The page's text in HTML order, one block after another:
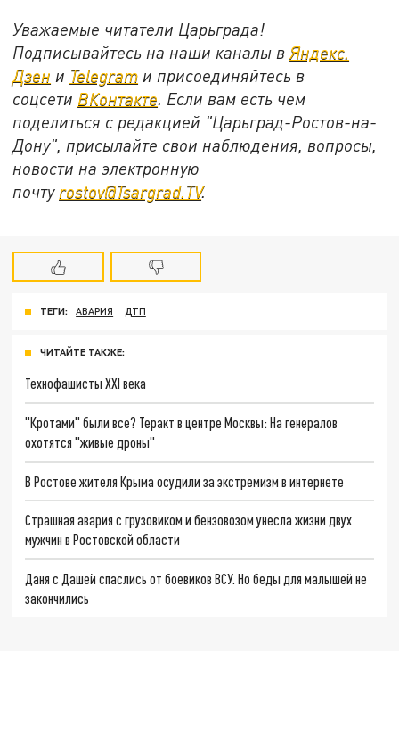
Уважаемые читатели Царьграда!
Подписывайтесь на наши каналы вЯндекс.
Дзен и Telegram и присоединяйтесь в
соцсети ВКонтакте. Если вам есть чем
поделиться с редакцией "Царьград-Ростов-на-
Дону", присылайте свои наблюдения, вопросы,
новости на электронную
почту rostov@Tsargrad.ТV.
ТЕГИ: АВАРИЯ ДТП
ЧИТАЙТЕ ТАКЖЕ:
Технофашисты XXI века
"Кротами" были все? Теракт в центре Москвы: На генералов
охотятся "живые дроны"
В Ростове жителя Крыма осудили за экстремизм в интернете
Страшная авария с грузовиком и бензовозом унесла жизни двух
мужчин в Ростовской области
Даня с Дашей спаслись от боевиков ВСУ. Но беды для малышей не
закончились